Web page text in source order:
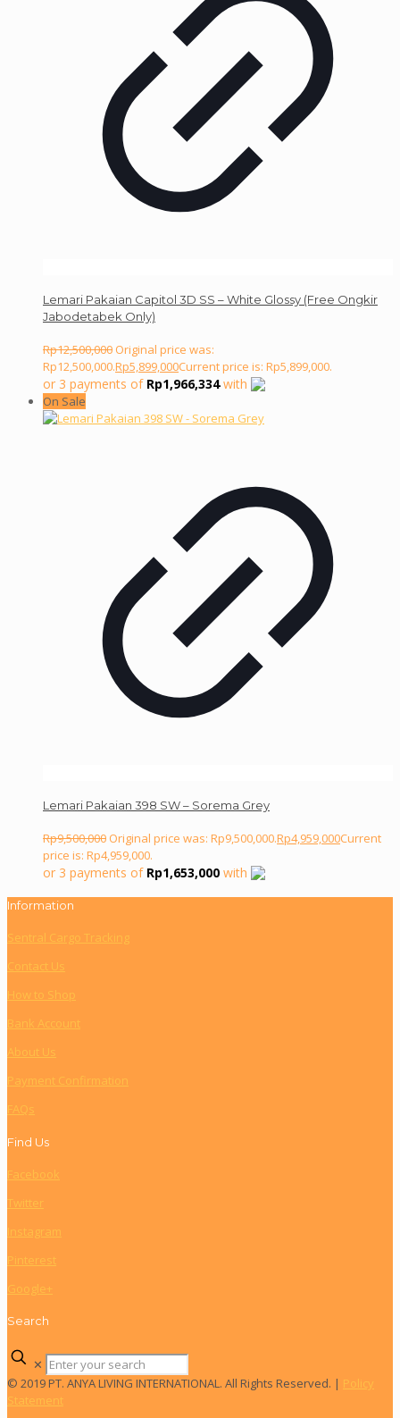
Lemari Pakaian Capitol 3D SS – White Glossy (Free Ongkir
Jabodetabek Only)
Rp12,500,000 Original price was:
Rp12,500,000.Rp5,899,000Current price is: Rp5,899,000.
or 3 payments of Rp1,966,334with
On Sale
Lemari Pakaian 398 SW – Sorema Grey
Rp9,500,000 Original price was: Rp9,500,000.Rp4,959,000Current
price is: Rp4,959,000.
or 3 payments of Rp1,653,000 with
Information
Sentral Cargo Tracking
Contact Us
How to Shop
Bank Account
About Us
Payment Confirmation
FAQs
Find Us
Facebook
Twitter
Instagram
Pinterest
Google+
Search
✕
© 2019 PT. ANYA LIVING INTERNATIONAL. All Rights Reserved. | Policy
Statement